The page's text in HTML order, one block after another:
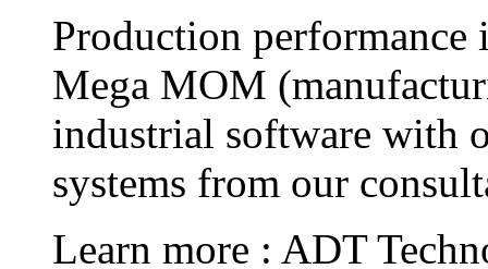
Production
Mega MOM
industrial software with
systems from our
Learn more : ADT